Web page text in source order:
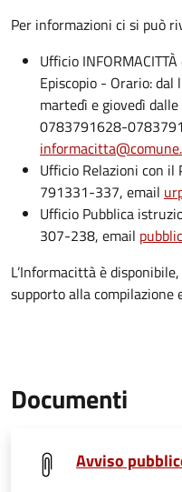
Per informazioni ci si può
Ufficio
Episcopio - Orario:
martedì e giovedì
0783791628-
Ufficio Relazioni con il
791331-337, email
Ufficio Pubblica
307-238, email
L’Informacittà è
supporto alla compilazione
Documenti
Avviso